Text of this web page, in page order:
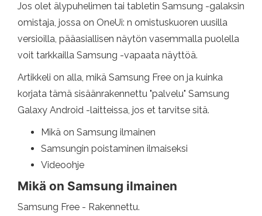
Jos olet älypuhelimen tai tabletin Samsung -galaksin
omistaja, jossa on OneUi: n omistuskuoren uusilla
versioilla, pääasiallisen näytön vasemmalla puolella
voit tarkkailla Samsung -vapaata näyttöä.
Artikkeli on alla, mikä Samsung Free on ja kuinka
korjata tämä sisäänrakennettu "palvelu" Samsung
Galaxy Android -laitteissa, jos et tarvitse sitä.
Mikä on Samsung ilmainen
Samsungin poistaminen ilmaiseksi
Videoohje
Mikä on Samsung ilmainen
Samsung Free - Rakennettu.